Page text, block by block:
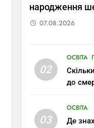
народження
07.08.2026
02
ОСВІТА
до
03
ОСВІТА
Де